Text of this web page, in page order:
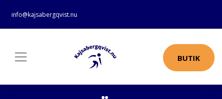
info@kajsabergqvist.nu
BUTIK